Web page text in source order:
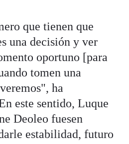
que tienen que
una decisión y ver
oportuno [para
tomen una
ha
este sentido, Luque
Deoleo fuesen
estabilidad, futuro